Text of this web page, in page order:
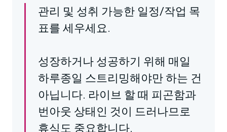
관리 및 성취 가능한 일정/작업 목
표를 세우세요.
성장하거나 성공하기 위해 매일
하루종일 스트리밍해야만 하는 건
아닙니다. 라이브 할 때 피곤함과
번아웃 상태인 것이 드러나므로
휴식도 중요합니다.